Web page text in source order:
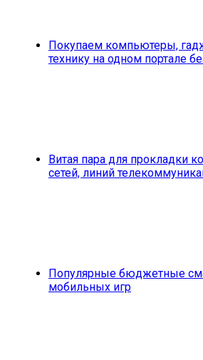
Покупаем компьютеры,
технику на одном портале
Витая пара для прокладки
сетей, линий
Популярные бюджетные
мобильных игр